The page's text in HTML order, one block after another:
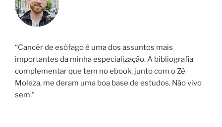
“Cancêr de esôfago é uma dos assuntos mais
importantes da minha especialização. A bibliografia
complementar que tem no ebook, junto com o Zé
Moleza, me deram uma boa base de estudos. Não vivo
sem.”